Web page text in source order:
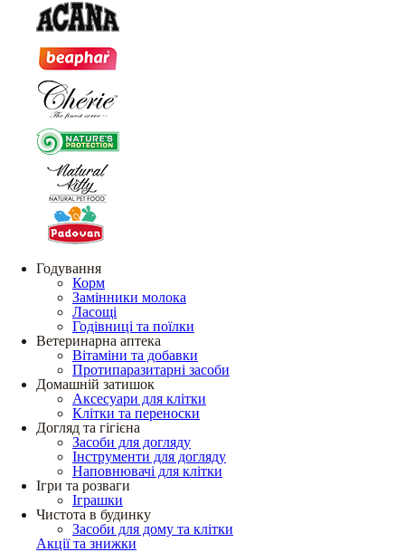
Годування
Корм
Замінники молока
Ласощі
Годівниці та поїлки
Ветеринарна аптека
Вітаміни та добавки
Протипаразитарні засоби
Домашній затишок
Аксесуари для клітки
Клітки та переноски
Догляд та гігієна
Засоби для догляду
Інструменти для догляду
Наповнювачі для клітки
Ігри та розваги
Іграшки
Чистота в будинку
Засоби для дому та клітки
Акції та знижки